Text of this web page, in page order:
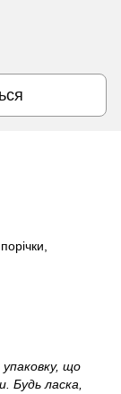
що
Будь ласка,